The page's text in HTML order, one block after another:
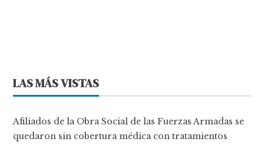
LAS MÁS VISTAS
Afiliados de la Obra Social de las Fuerzas Armadas se
quedaron sin cobertura médica con tratamientos